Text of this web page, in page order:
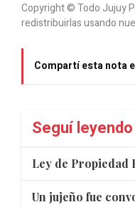
Copyright © Todo Jujuy
redistribuirlas usando
Compartí esta nota
Seguí leyendo
Ley de Propiedad
Un jujeño fue